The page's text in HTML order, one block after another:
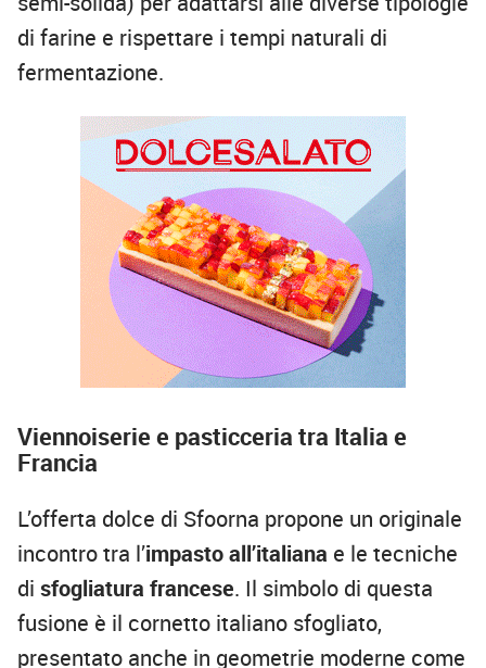
di farine e rispettare i tempi naturali di
fermentazione.
Viennoiserie e pasticceria tra Italia e
Francia
L’offerta dolce di Sfoorna propone un originale
incontro tra l’impasto all’italiana e le tecniche
di sfogliatura francese. Il simbolo di questa
fusione è il cornetto italiano sfogliato,
presentato anche in geometrie moderne come